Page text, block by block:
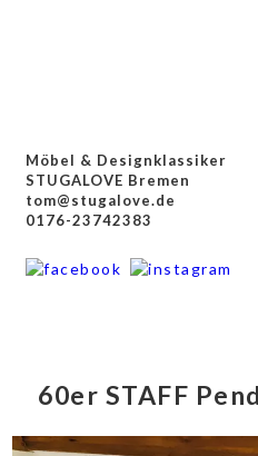
Möbel & Designklassiker
STUGALOVE Bremen
tom@stugalove.de
0176-23742383
60er STAFF